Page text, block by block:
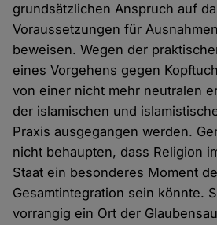
grundsätzlichen Anspruch auf
Voraussetzungen für
beweisen. Wegen der
eines Vorgehens gegen
von einer nicht mehr neutralen
der islamischen und
Praxis ausgegangen werden.
nicht behaupten, dass Religion
Staat ein besonderes Moment
Gesamtintegration sein könnte.
vorrangig ein Ort der